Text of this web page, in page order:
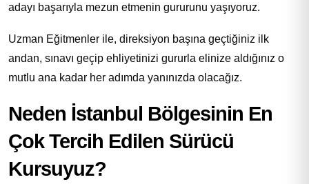
adayı başarıyla mezun etmenin gururunu yaşıyoruz.
Uzman Eğitmenler ile, direksiyon başına geçtiğiniz ilk
andan, sınavı geçip ehliyetinizi gururla elinize aldığınız o
mutlu ana kadar her adımda yanınızda olacağız.
Neden İstanbul Bölgesinin En
Çok Tercih Edilen Sürücü
Kursuyuz?